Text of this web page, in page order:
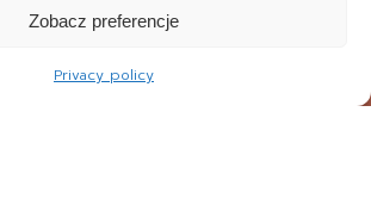
Zobacz preferencje
Privacy policy